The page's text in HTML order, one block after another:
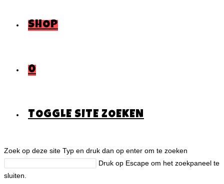
SHOP
0
TOGGLE SITE ZOEKEN
Zoek op deze site Typ en druk dan op enter om te zoeken
Druk op Escape om het zoekpaneel te
sluiten.